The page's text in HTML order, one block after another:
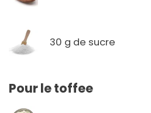
30 g de sucre
Pour le toffee